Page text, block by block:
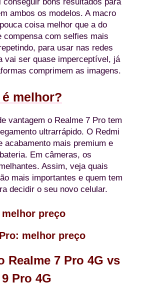
ambos os modelos. A macro
coisa melhor que a do
compensa com selfies mais
para usar nas redes
vai ser quase imperceptível, já
comprimem as imagens.
melhor?
vantagem o Realme 7 Pro tem
ultrarrápido. O Redmi
acabamento mais premium e
Em câmeras, os
Assim, veja quais
mais importantes e quem tem
decidir o seu novo celular.
melhor preço
melhor preço
Realme 7 Pro 4G vs
Pro 4G